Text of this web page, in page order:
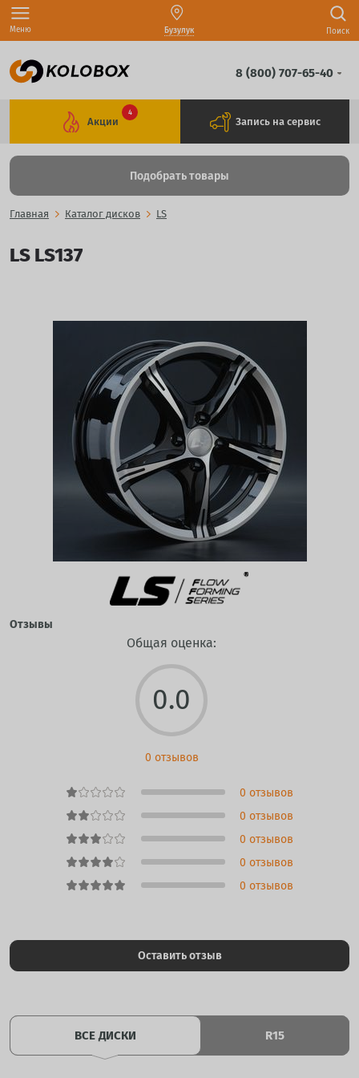
Меню Бузулук Поиск
8 (800) 707-65-40
Акции
4
Запись на сервис
Подобрать товары
Главная Каталог дисков LS
LS LS137
Отзывы
Общая оценка:
0.0
0 отзывов
0 отзывов
0 отзывов
0 отзывов
0 отзывов
0 отзывов
Оставить отзыв
ВСЕ ДИСКИ R15